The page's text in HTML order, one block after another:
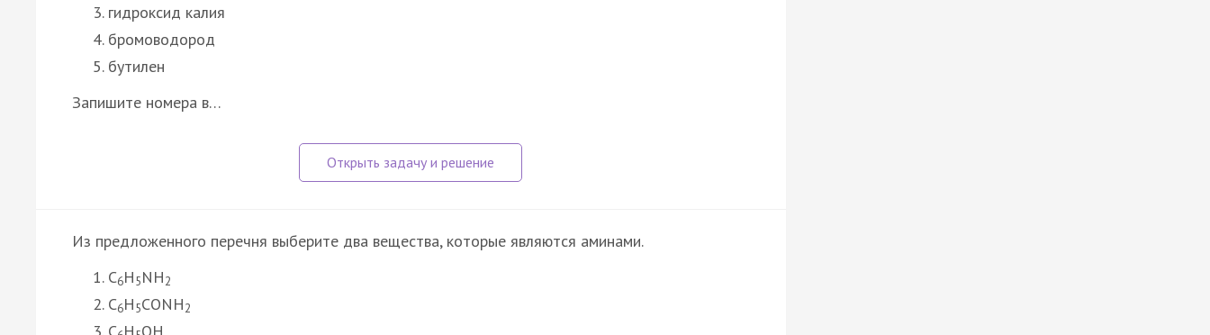
гидроксид калия
бромоводород
бутилен
Запишите номера в…
Из предложенного перечня выберите два вещества, которые являются аминами.
C6H5NH2
C6H5CONH2
C H ОН